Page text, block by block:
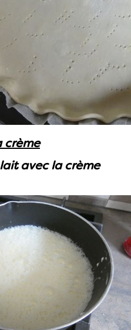
crème
avec la crème